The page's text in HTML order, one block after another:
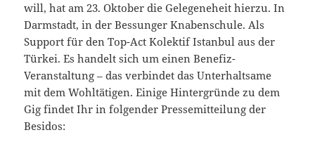
will, hat am 23. Oktober die Gelegeneheit hierzu. In
Darmstadt, in der Bessunger Knabenschule. Als
Support für den Top-Act Kolektif Istanbul aus der
Türkei. Es handelt sich um einen Benefiz-
Veranstaltung – das verbindet das Unterhaltsame
mit dem Wohltätigen. Einige Hintergründe zu dem
Gig findet Ihr in folgender Pressemitteilung der
Besidos: